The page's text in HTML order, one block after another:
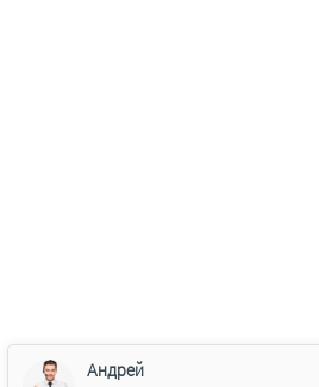
Андрей